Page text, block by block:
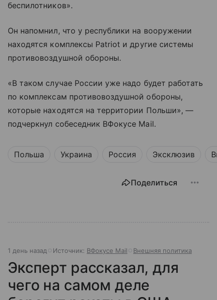
беспилотников».
Он напомнил, что у республики на вооружении
находятся комплексы Patriot и другие системы
противовоздушной обороны.
«В таком случае России уже надо будет работать
по комплексам противовоздушной обороны,
которые находятся на территории Польши», —
подчеркнул собеседник ВФокусе Mail.
Польша Украина Россия Эксклюзив
Поделиться
1 день назад Источник: ВФокусе Mail Внешняя политика
Эксперт рассказал, для
чего на самом деле